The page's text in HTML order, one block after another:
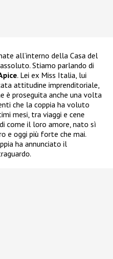
all’interno della Casa del
Stiamo parlando di
. Lei ex Miss Italia, lui
attitudine imprenditoriale,
proseguita anche una volta
che la coppia ha voluto
mesi, tra viaggi e cene
come il loro amore, nato sì
e oggi più forte che mai.
ha annunciato il